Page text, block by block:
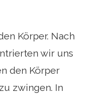
Körper. Nach
wir uns
den Körper
zwingen. In